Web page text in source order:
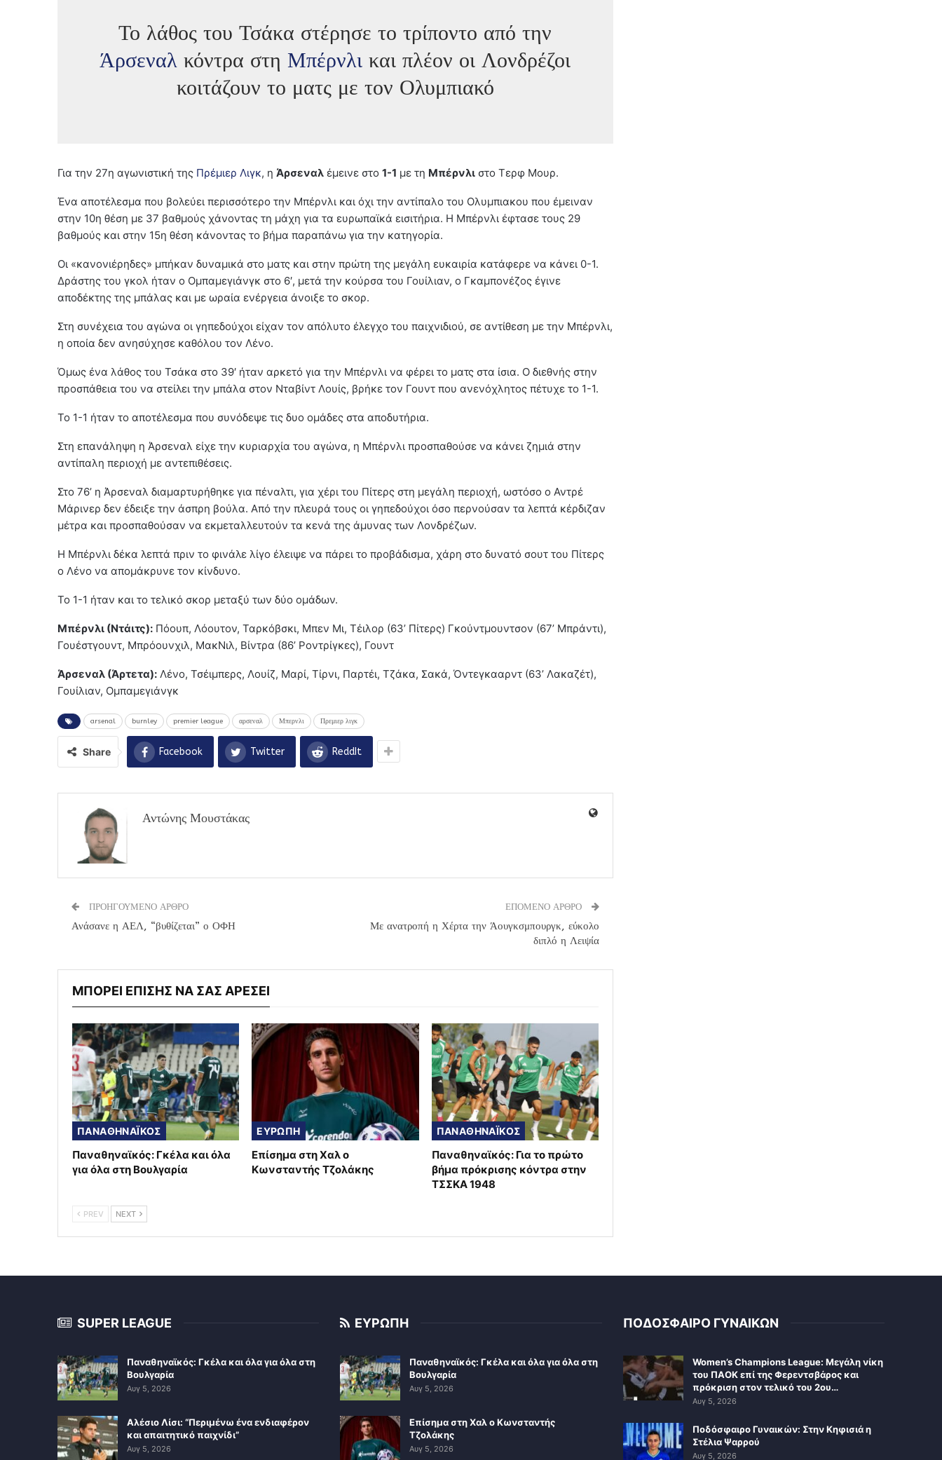
Το λάθος του Τσάκα στέρησε το τρίποντο από την
Άρσεναλ κόντρα στηΜπέρνλι και πλέον οι Λονδρέζοι
κοιτάζουν το ματς με τον Ολυμπιακό
Για την 27η αγωνιστική της Πρέμιερ Λιγκ, η Άρσεναλ έμεινε στο 1-1 με τη Μπέρνλι στο Τερφ Μουρ.
Ένα αποτέλεσμα που βολεύει περισσότερο την Μπέρνλι και όχι την αντίπαλο του Ολυμπιακου που έμειναν
στην 10η θέση με 37 βαθμούς χάνοντας τη μάχη για τα ευρωπαϊκά εισιτήρια. Η Μπέρνλι έφτασε τους 29
βαθμούς και στην 15η θέση κάνοντας το βήμα παραπάνω για την κατηγορία.
Οι «κανονιέρηδες» μπήκαν δυναμικά στο ματς και στην πρώτη της μεγάλη ευκαιρία κατάφερε να κάνει 0-1.
Δράστης του γκολ ήταν ο Ομπαμεγιάνγκ στο 6′, μετά την κούρσα του Γουίλιαν, ο Γκαμπονέζος έγινε
αποδέκτης της μπάλας και με ωραία ενέργεια άνοιξε το σκορ.
Στη συνέχεια του αγώνα οι γηπεδούχοι είχαν τον απόλυτο έλεγχο του παιχνιδιού, σε αντίθεση με την Μπέρνλι,
η οποία δεν ανησύχησε καθόλου τον Λένο.
Όμως ένα λάθος του Τσάκα στο 39′ ήταν αρκετό για την Μπέρνλι να φέρει το ματς στα ίσια. Ο διεθνής στην
προσπάθεια του να στείλει την μπάλα στον Νταβίντ Λουίς, βρήκε τον Γουντ που ανενόχλητος πέτυχε το 1-1.
Το 1-1 ήταν το αποτέλεσμα που συνόδεψε τις δυο ομάδες στα αποδυτήρια.
Στη επανάληψη η Άρσεναλ είχε την κυριαρχία του αγώνα, η Μπέρνλι προσπαθούσε να κάνει ζημιά στην
αντίπαλη περιοχή με αντεπιθέσεις.
Στο 76’ η Άρσεναλ διαμαρτυρήθηκε για πέναλτι, για χέρι του Πίτερς στη μεγάλη περιοχή, ωστόσο ο Αντρέ
Μάρινερ δεν έδειξε την άσπρη βούλα. Από την πλευρά τους οι γηπεδούχοι όσο περνούσαν τα λεπτά κέρδιζαν
μέτρα και προσπαθούσαν να εκμεταλλευτούν τα κενά της άμυνας των Λονδρέζων.
Η Μπέρνλι δέκα λεπτά πριν το φινάλε λίγο έλειψε να πάρει το προβάδισμα, χάρη στο δυνατό σουτ του Πίτερς
ο Λένο να απομάκρυνε τον κίνδυνο.
Το 1-1 ήταν και το τελικό σκορ μεταξύ των δύο ομάδων.
Μπέρνλι (Ντάιτς): Πόουπ, Λόουτον, Ταρκόβσκι, Μπεν Μι, Τέιλορ (63’ Πίτερς) Γκούντμουντσον (67’ Μπράντι),
Γουέστγουντ, Μπρόουνχιλ, ΜακΝιλ, Βίντρα (86’ Ροντρίγκες), Γουντ
Άρσεναλ (Άρτετα): Λένο, Τσέιμπερς, Λουίζ, Μαρί, Τίρνι, Παρτέι, Τζάκα, Σακά, Όντεγκααρντ (63’ Λακαζέτ),
Γουίλιαν, Ομπαμεγιάνγκ
arsenal burnley premier league αρσεναλ Μπερνλι Πρεμιερ λιγκ
Share Facebook Twitter ReddIt
Αντώνης Μουστάκας
ΠΡΟΗΓΟΥΜΕΝΟ ΑΡΘΡΟ
Ανάσανε η ΑΕΛ, “βυθίζεται” ο ΟΦΗ
ΕΠΟΜΕΝΟ ΑΡΘΡΟ
Με ανατροπή η Χέρτα την Άουγκσμπουργκ, εύκολο
διπλό η Λειψία
ΜΠΟΡΕΙ ΕΠΙΣΗΣ ΝΑ ΣΑΣ ΑΡΕΣΕΙ
ΠΑΝΑΘΗΝΑΪΚΟΣ
Παναθηναϊκός: Γκέλα και όλα
για όλα στη Βουλγαρία
ΕΥΡΩΠΗ
Επίσημα στη Χαλ ο
Κωνσταντής Τζολάκης
ΠΑΝΑΘΗΝΑΪΚΟΣ
Παναθηναϊκός: Για το πρώτο
βήμα πρόκρισης κόντρα στην
ΤΣΣΚΑ 1948
PREV NEXT
SUPER LEAGUE
Παναθηναϊκός: Γκέλα και όλα για όλα στη
Βουλγαρία
Αυγ 5, 2026
Αλέσιο Λίσι: “Περιμένω ένα ενδιαφέρον
και απαιτητικό παιχνίδι”
Αυγ 5, 2026
ΕΥΡΩΠΗ
Παναθηναϊκός: Γκέλα και όλα για όλα στη
Βουλγαρία
Αυγ 5, 2026
Επίσημα στη Χαλ ο Κωνσταντής
Τζολάκης
Αυγ 5, 2026
ΠΟΔΟΣΦΑΙΡΟ ΓΥΝΑΙΚΩΝ
Women’s Champions League: Μεγάλη νίκη
του ΠΑΟΚ επί της Φερεντσβάρος και
πρόκριση στον τελικό του 2ου…
Αυγ 5, 2026
Ποδόσφαιρο Γυναικών: Στην Κηφισιά η
Στέλια Ψαρρού
Αυγ 5, 2026